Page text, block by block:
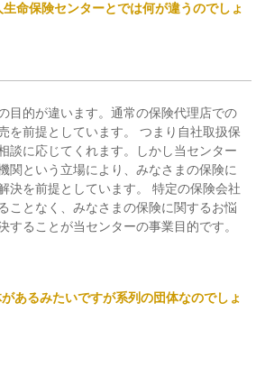
命保険センターとでは何が違うのでしょ
目的が違います。通常の保険代理店での
を前提としています。 つまり自社取扱保
談に応じてくれます。しかし当センター
関という立場により、みなさまの保険に
決を前提としています。 特定の保険会社
ことなく、みなさまの保険に関するお悩
することが当センターの事業目的です。
あるみたいですが系列の団体なのでしょ